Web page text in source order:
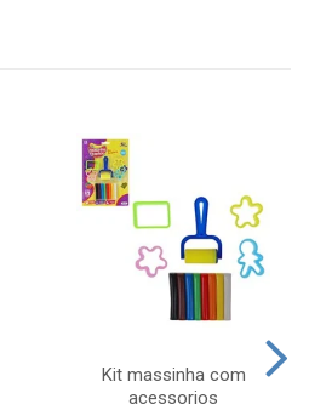
Kit massinha com
acessorios